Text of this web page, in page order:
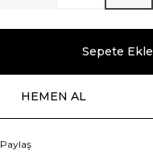
Sepete Ekle
HEMEN AL
Paylaş